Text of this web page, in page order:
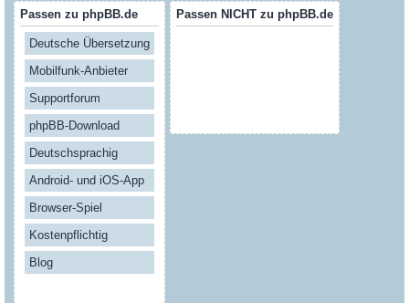
Passen zu phpBB.de
Deutsche Übersetzung
Mobilfunk-Anbieter
Supportforum
phpBB-Download
Deutschsprachig
Android- und iOS-App
Browser-Spiel
Kostenpflichtig
Blog
Passen NICHT zu phpBB.de